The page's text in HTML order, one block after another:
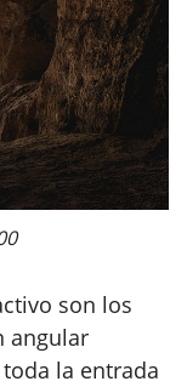
son los
angular
la entrada